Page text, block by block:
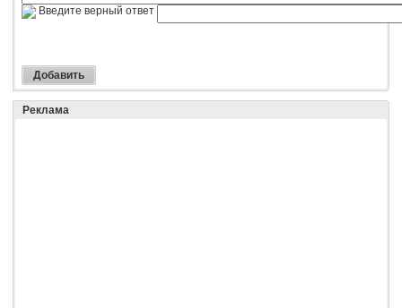
Введите верный ответ
Реклама